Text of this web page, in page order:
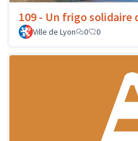
109 - Un frigo solidaire
Ville de Lyon
0 0